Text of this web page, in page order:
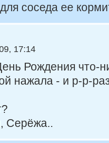
соседа ее
17:14
Рождения что-
нажала - и р-р-
Серёжа..